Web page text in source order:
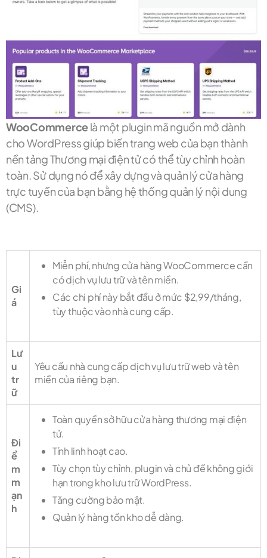
WooCommercelà một plugin mã nguồn mở dành
cho WordPress giúp biến trang web của bạn thành
nền tảng Thương mại điện tử có thể tùy chỉnh hoàn
toàn. Sử dụng nó để xây dựng và quản lý cửa hàng
trực tuyến của bạn bằng hệ thống quản lý nội dung
(CMS).
Gi
á
Miễn phí, nhưng cửa hàng WooCommerce cần
có dịch vụ lưu trữ và tên miền.
Các chi phí này bắt đầu ở mức $2,99/tháng,
tùy thuộc vào nhà cung cấp.
Lư
u
tr
ữ
Yêu cầu nhà cung cấp dịch vụ lưu trữ web và tên
miền của riêng bạn.
Đi
ể
m
m
ạn
h
Toàn quyền sở hữu cửa hàng thương mại điện
tử.
Tính linh hoạt cao.
Tùy chọn tùy chỉnh, plugin và chủ đề không giới
hạn trong kho lưu trữ WordPress.
Tăng cường bảo mật.
Quản lý hàng tồn kho dễ dàng.